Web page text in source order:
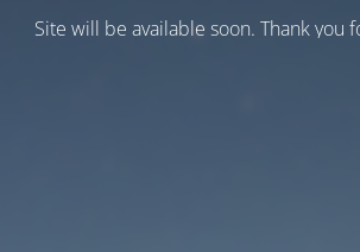
Site will be available soon. Thank you